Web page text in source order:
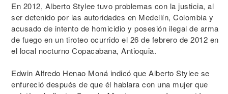
En 2012, Alberto Stylee tuvo problemas con la justicia, al
ser detenido por las autoridades en Medellín, Colombia y
acusado de intento de homicidio y posesión ilegal de arma
de fuego en un tiroteo ocurrido el 26 de febrero de 2012 en
el local nocturno Copacabana, Antioquia.
Edwin Alfredo Henao Moná indicó que Alberto Stylee se
enfureció después de que él hablara con una mujer que